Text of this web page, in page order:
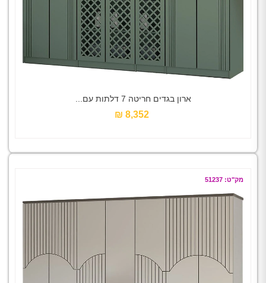
ארון בגדים חריטה 7 דלתות עם...
8,352 ₪‎
מק"ט: 51237